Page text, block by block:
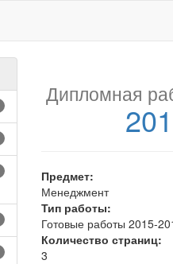
Дипломная
Предмет:
Менеджмент
Тип работы:
Готовые работы 2015-
Количество страниц:
3